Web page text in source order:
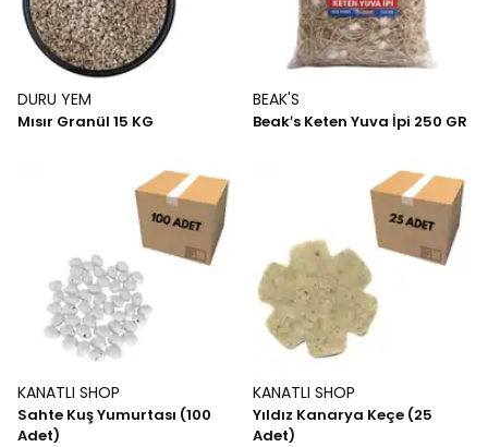
DURU YEM
Mısır Granül 15 KG
BEAK'S
Beak′s Keten Yuva İpi 250 GR
KANATLI SHOP
Sahte Kuş Yumurtası (100
Adet)
KANATLI SHOP
Yıldız Kanarya Keçe (25
Adet)